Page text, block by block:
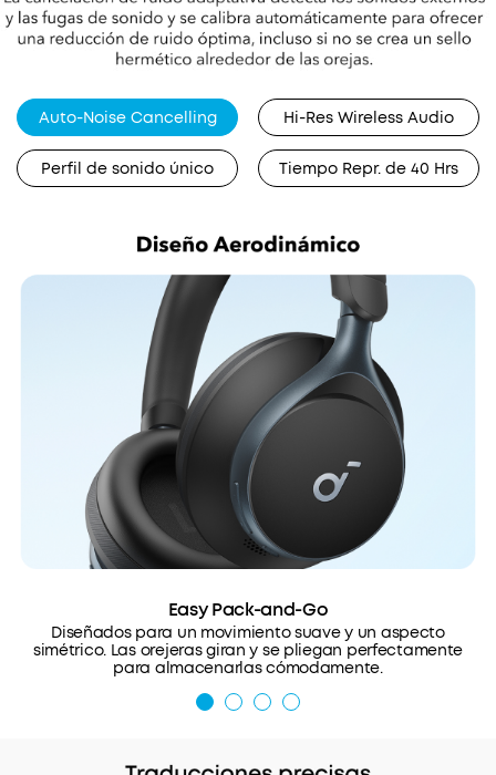
Auto-Noise Cancelling Hi-Res Wireless Audio
Perfil de sonido único Tiempo Repr. de 40 Hrs
Easy Pack-and-Go
Diseñados para un movimiento suave y un aspecto
simétrico. Las orejeras giran y se pliegan perfectamente
para almacenarlas cómodamente.